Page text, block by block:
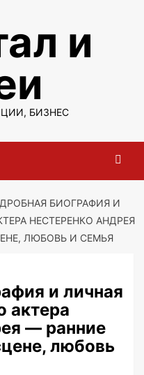
и
БИЗНЕС
БИОГРАФИЯ И
НЕСТЕРЕНКО АНДРЕЯ
ЛЮБОВЬ И СЕМЬЯ
и личная
актера
— ранние
любовь